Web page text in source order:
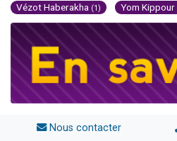
Vézot Haberakha (1) Yom Kippour
Nous contacter